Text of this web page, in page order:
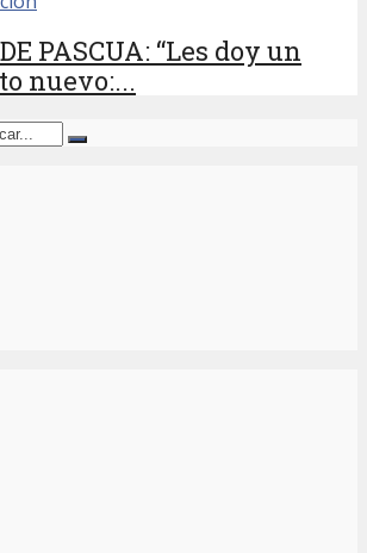
PASCUA: “Les doy un
nuevo:...